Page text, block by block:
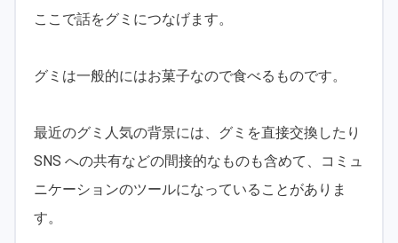
ここで話をグミにつなげます。
グミは一般的にはお菓子なので食べるものです。
最近のグミ人気の背景には、グミを直接交換したり
SNS への共有などの間接的なものも含めて、コミュ
ニケーションのツールになっていることがありま
す。